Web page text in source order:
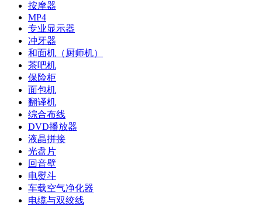
按摩器
MP4
专业显示器
冲牙器
和面机（厨师机）
茶吧机
保险柜
面包机
翻译机
综合布线
DVD播放器
液晶拼接
光盘片
回音壁
电熨斗
车载空气净化器
电缆与双绞线